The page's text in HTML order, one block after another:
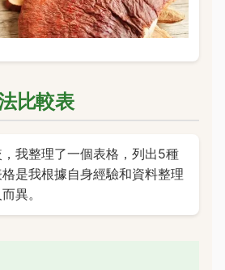
比較表
我整理了一個表格，列出5種
是我根據自身經驗和資料整理
異。